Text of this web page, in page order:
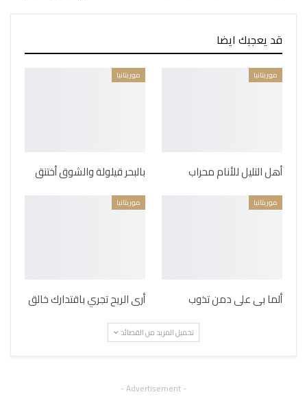
قد يعجبك ايضا
موريتانيا
أهل التليل للأنام محراب
موريتانيا
بالبحر قيلولة والشوق أختنق
موريتانيا
ألما بى على دمن تذوب
موريتانيا
أرى الريح تجري باقتدارك خالق
تحميل المزيد من القصائد
- Advertisement -